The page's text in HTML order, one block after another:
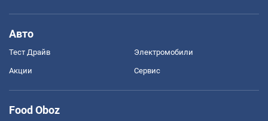
Авто
Тест Драйв Электромобили
Акции Сервис
Food Oboz